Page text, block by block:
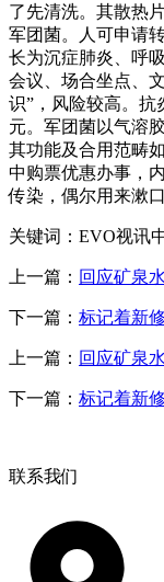
了先清洗。其散热
军团菌。人可申请
长为沉症肺炎、呼
会议、场合坐点、
识”，风险较高。抗
元。军团菌以气溶
其功能及合用范畴
中购票优惠办事，
传染，偶尔用来漱
关键词：EVO视讯
上一篇： 回应矿泉
下一篇： 标记着新
上一篇： 回应矿泉
下一篇： 标记着新
联系我们